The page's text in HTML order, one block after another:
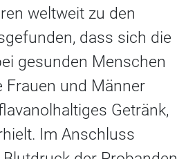
weltweit zu den
dass sich die
gesunden Menschen
Frauen und Männer
Getränk,
Im Anschluss